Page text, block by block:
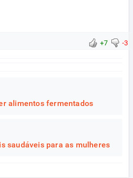
+7 -3
alimentos fermentados
saudáveis para as mulheres